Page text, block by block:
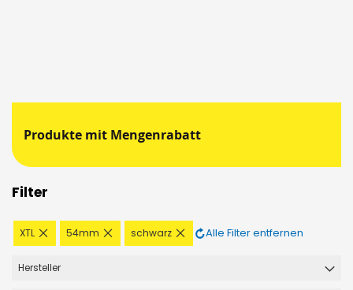
Produkte mit Mengenrabatt
Filter
XTL
Diesen
Artikel
54mm
Diesen
Artikel
schwarz
Diesen
Artikel
Alle Filter entfernen
Hersteller